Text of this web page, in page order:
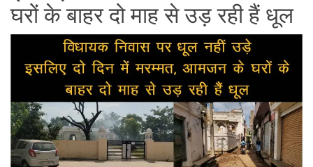
घरों के बाहर दो माह से उड़ रही हैं धूल